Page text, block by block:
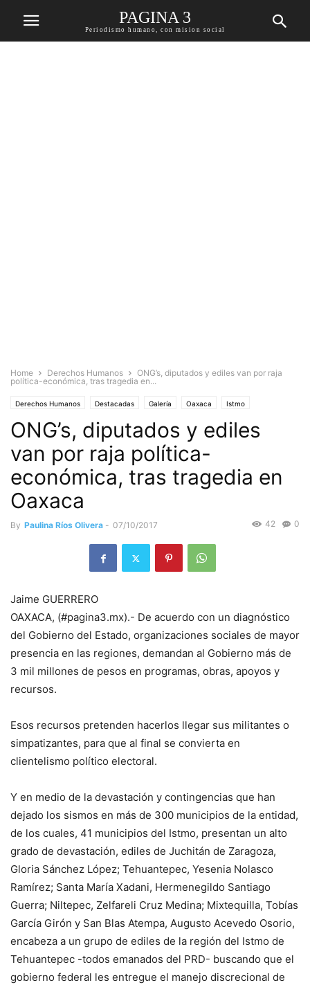
PAGINA 3
Periodismo humano, con mision social
Home Derechos Humanos
ONG’s, diputados y ediles van por raja
política-económica, tras tragedia en...
Derechos Humanos Destacadas Galería Oaxaca Istmo
La Cuenca Mixteca Noticias
ONG’s, diputados y ediles
van por raja política-
económica, tras tragedia en
Oaxaca
By Paulina Ríos Olivera - 07/10/2017 0
42
Jaime GUERRERO
OAXACA, (#pagina3.mx).- De acuerdo con un diagnóstico
del Gobierno del Estado, organizaciones sociales de mayor
presencia en las regiones, demandan al Gobierno más de
3 mil millones de pesos en programas, obras, apoyos y
recursos.
Esos recursos pretenden hacerlos llegar sus militantes o
simpatizantes, para que al final se convierta en
clientelismo político electoral.
Y en medio de la devastación y contingencias que han
dejado los sismos en más de 300 municipios de la entidad,
de los cuales, 41 municipios del Istmo, presentan un alto
grado de devastación, ediles de Juchitán de Zaragoza,
Gloria Sánchez López; Tehuantepec, Yesenia Nolasco
Ramírez; Santa María Xadani, Hermenegildo Santiago
Guerra; Niltepec, Zelfareli Cruz Medina; Mixtequilla, Tobías
García Girón y San Blas Atempa, Augusto Acevedo Osorio,
encabeza a un grupo de ediles de la región del Istmo de
Tehuantepec -todos emanados del PRD- buscando que el
gobierno federal les entregue el manejo discrecional de